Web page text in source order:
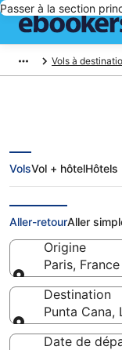
Passer à la section
Vols à
Vols pas
Cana
VolsVol + hôtelHôtels
Aller-retourAller
Origine
Paris, France
Origine
Destination
Punta Cana,
Destination
Date de